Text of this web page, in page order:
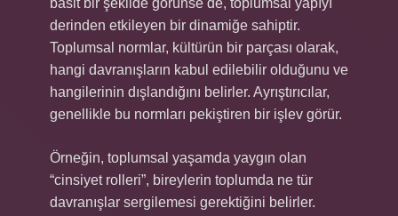
basit bir şekilde görünse de, toplumsal yapıyı
derinden etkileyen bir dinamiğe sahiptir.
Toplumsal normlar, kültürün bir parçası olarak,
hangi davranışların kabul edilebilir olduğunu ve
hangilerinin dışlandığını belirler. Ayrıştırıcılar,
genellikle bu normları pekiştiren bir işlev görür.
Örneğin, toplumsal yaşamda yaygın olan
“cinsiyet rolleri”, bireylerin toplumda ne tür
davranışlar sergilemesi gerektiğini belirler.